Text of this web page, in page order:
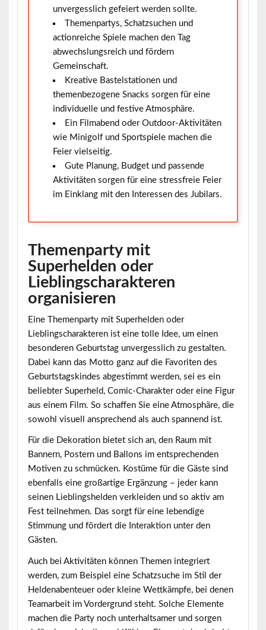
unvergesslich gefeiert werden sollte.
Themenpartys, Schatzsuchen und
actionreiche Spiele machen den Tag
abwechslungsreich und fördern
Gemeinschaft.
Kreative Bastelstationen und
themenbezogene Snacks sorgen für eine
individuelle und festive Atmosphäre.
Ein Filmabend oder Outdoor-Aktivitäten
wie Minigolf und Sportspiele machen die
Feier vielseitig.
Gute Planung, Budget und passende
Aktivitäten sorgen für eine stressfreie Feier
im Einklang mit den Interessen des Jubilars.
Themenparty mit
Superhelden oder
Lieblingscharakteren
organisieren
Eine
Themenparty mit Superhelden oder
Lieblingscharakterenist eine tolle Idee, um einen
besonderen Geburtstag unvergesslich zu gestalten.
Dabei kann das Motto ganz auf die Favoriten des
Geburtstagskindes abgestimmt werden, sei es ein
beliebter Superheld, Comic-Charakter oder eine Figur
aus einem Film. So schaffen Sie eine Atmosphäre, die
sowohl visuell ansprechend als auch spannend ist.
Für die Dekoration bietet sich an, den Raum mit
Bannern, Postern und Ballons im entsprechenden
Motiven zu schmücken. Kostüme für die Gäste sind
ebenfalls eine großartige Ergänzung – jeder kann
seinen Lieblingshelden verkleiden und so aktiv am
Fest teilnehmen. Das sorgt für eine lebendige
Stimmung und fördert die Interaktion unter den
Gästen.
Auch bei Aktivitäten können Themen integriert
werden, zum Beispiel eine Schatzsuche im Stil der
Heldenabenteuer oder kleine Wettkämpfe, bei denen
Teamarbeit im Vordergrund steht. Solche Elemente
machen die Party noch unterhaltsamer und sorgen